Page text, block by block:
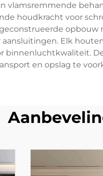
vlamsremmende
houdkracht voor
Elk
binnenluchtkwaliteit.
en opslag te